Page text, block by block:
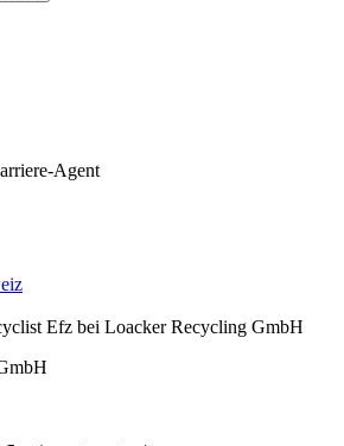
Agent
Efz bei Loacker Recycling GmbH